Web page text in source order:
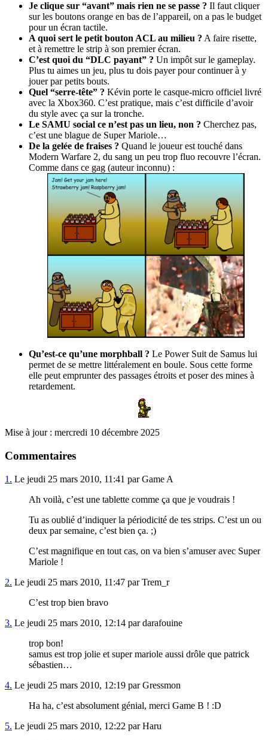
Je clique sur “avant” mais rien ne se passe ? Il faut cliquer
sur les boutons orange en bas de l’appareil, on a pas le budget
pour un écran tactile.
A quoi sert le petit bouton ACL au milieu ? A faire risette,
et à remettre le strip à son premier écran.
C’est quoi du “DLC payant” ? Un impôt sur le gameplay.
Plus tu aimes un jeu, plus tu dois payer pour continuer à y
jouer par petits bouts.
Quel “serre-tête” ? Kévin porte le casque-micro officiel livré
avec la Xbox360. C’est pratique, mais c’est difficile d’avoir
du style avec ça sur la tronche.
Le SAMU social ce n’est pas un lieu, non ? Cherchez pas,
c’est une blague de Super Mariole…
De la gelée de fraises ? Quand le joueur est touché dans
Modern Warfare 2, du sang un peu trop fluo recouvre l’écran.
Comme dans ce gag (auteur inconnu) :
Qu’est-ce qu’une morphball ? Le Power Suit de Samus lui
permet de se mettre littéralement en boule. Sous cette forme
elle peut emprunter des passages étroits et poser des mines à
retardement.
Mise à jour : mercredi 10 décembre 2025
Commentaires
1. Le jeudi 25 mars 2010, 11:41 par Game A
Ah voilà, c’est une tablette comme ça que je voudrais !
Tu as oublié d’indiquer la périodicité de tes strips. C’est un ou
deux par semaine, c’est bien ça. ;)
C’est magnifique en tout cas, on va bien s’amuser avec Super
Mariole !
2. Le jeudi 25 mars 2010, 11:47 par Trem_r
C’est trop bien bravo
3. Le jeudi 25 mars 2010, 12:14 par darafouine
trop bon!
samus est trop jolie et super mariole aussi drôle que patrick
sébastien…
4. Le jeudi 25 mars 2010, 12:19 par Gressmon
Ha ha, c’est absolument génial, merci Game B ! :D
5. Le jeudi 25 mars 2010, 12:22 par Haru